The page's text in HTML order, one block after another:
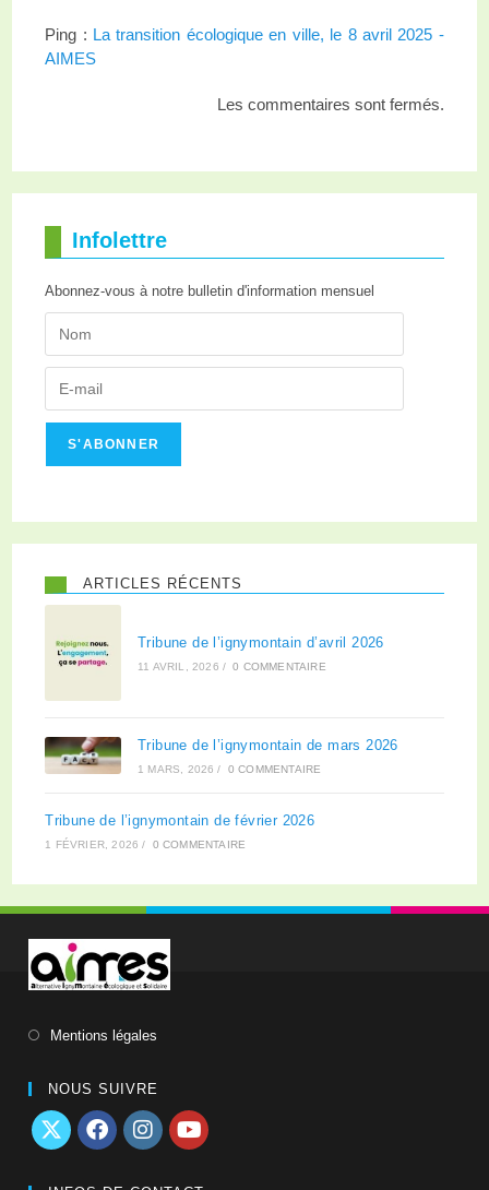
Ping : La transition écologique en ville, le 8 avril 2025 -
AIMES
Les commentaires sont fermés.
Infolettre
Abonnez-vous à notre bulletin d'information mensuel
S'ABONNER
ARTICLES RÉCENTS
Tribune de l’ignymontain d’avril 2026
11 AVRIL, 2026 / 0 COMMENTAIRE
Tribune de l’ignymontain de mars 2026
1 MARS, 2026 / 0 COMMENTAIRE
Tribune de l’ignymontain de février 2026
1 FÉVRIER, 2026 / 0 COMMENTAIRE
Mentions légales
NOUS SUIVRE